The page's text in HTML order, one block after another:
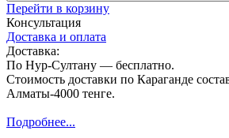
Перейти в корзину
Консультация
Доставка и оплата
Доставка:
По Нур-Султану — бесплатно.
Стоимость доставки по Караганде
Алматы-4000 тенге.
Подробнее...